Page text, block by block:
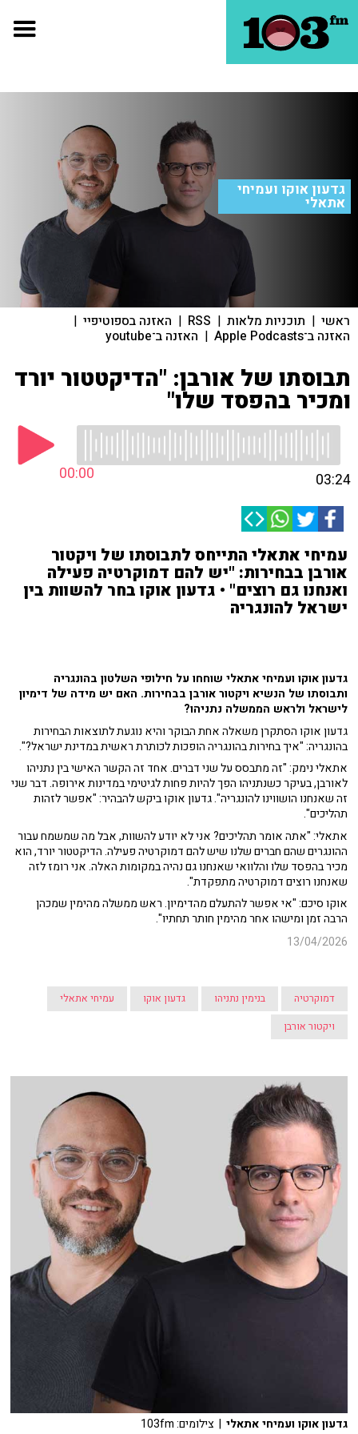
גדעון אוקו ועמיחי
אתאלי
ראשי | תוכניות מלאות |
RSS
| האזנה בספוטיפיי |
האזנה ב־Apple Podcasts | האזנה ב־youtube
תבוסתו של אורבן: "הדיקטטור יורד
ומכיר בהפסד שלו"
00:00 03:24
עמיחי אתאלי התייחס לתבוסתו של ויקטור
אורבן בבחירות: "יש להם דמוקרטיה פעילה
ואנחנו גם רוצים" • גדעון אוקו בחר להשוות בין
ישראל להונגריה
גדעון אוקו ועמיחי אתאלי שוחחו על חילופי השלטון בהונגריה
ותבוסתו של הנשיא ויקטור אורבן בבחירות. האם יש מידה של דימיון
לישראל ולראש הממשלה נתניהו?
גדעון אוקו הסתקרן משאלה אחת הבוקר והיא נוגעת לתוצאות הבחירות
בהונגריה: "איך בחירות בהונגריה הופכות לכותרת ראשית במדינת ישראל?".
אתאלי נימק: "זה מתבסס על שני דברים. אחד זה הקשר האישי בין נתניהו
לאורבן, בעיקר כשנתניהו הפך להיות פחות לגיטימי במדינות אירופה. דבר שני
זה שאנחנו הושווינו להונגריה". גדעון אוקו ביקש להבהיר: "אפשר לזהות
תהליכים".
אתאלי: "אתה אומר תהליכים? אני לא יודע להשוות, אבל מה שמשמח עבור
ההונגרים שהם חברים שלנו שיש להם דמוקרטיה פעילה. הדיקטטור יורד, הוא
מכיר בהפסד שלו והלוואי שאנחנו גם נהיה במקומות האלה. אני רומז לזה
שאנחנו רוצים דמוקרטיה מתפקדת".
אוקו סיכם: "אי אפשר להתעלם מהדימיון. ראש ממשלה מהימין שמכהן
הרבה זמן ומישהו אחר מהימין חותר תחתיו".
13/04/2026
דמוקרטיה בנימין נתניהו גדעון אוקו
עמיחי אתאלי
ויקטור אורבן
גדעון אוקו ועמיחי אתאלי | צילומים: 103fm